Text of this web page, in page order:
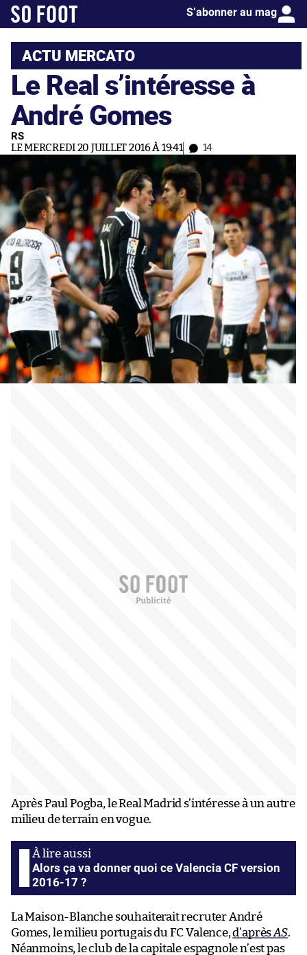
S’abonner au mag
ACTU MERCATO
Le Real s’intéresse à
André Gomes
RS
LE MERCREDI 20 JUILLET 2016 À 19:41 14
Après Paul Pogba, le Real Madrid s’intéresse à un autre
milieu de terrain en vogue.
Alors ça va donner quoi ce Valencia CF version
2016-17 ?
La Maison-Blanche souhaiterait recruter André
Gomes, le milieu portugais du FC Valence,d’aprèsAS.
Néanmoins, le club de la capitale espagnole n’est pas